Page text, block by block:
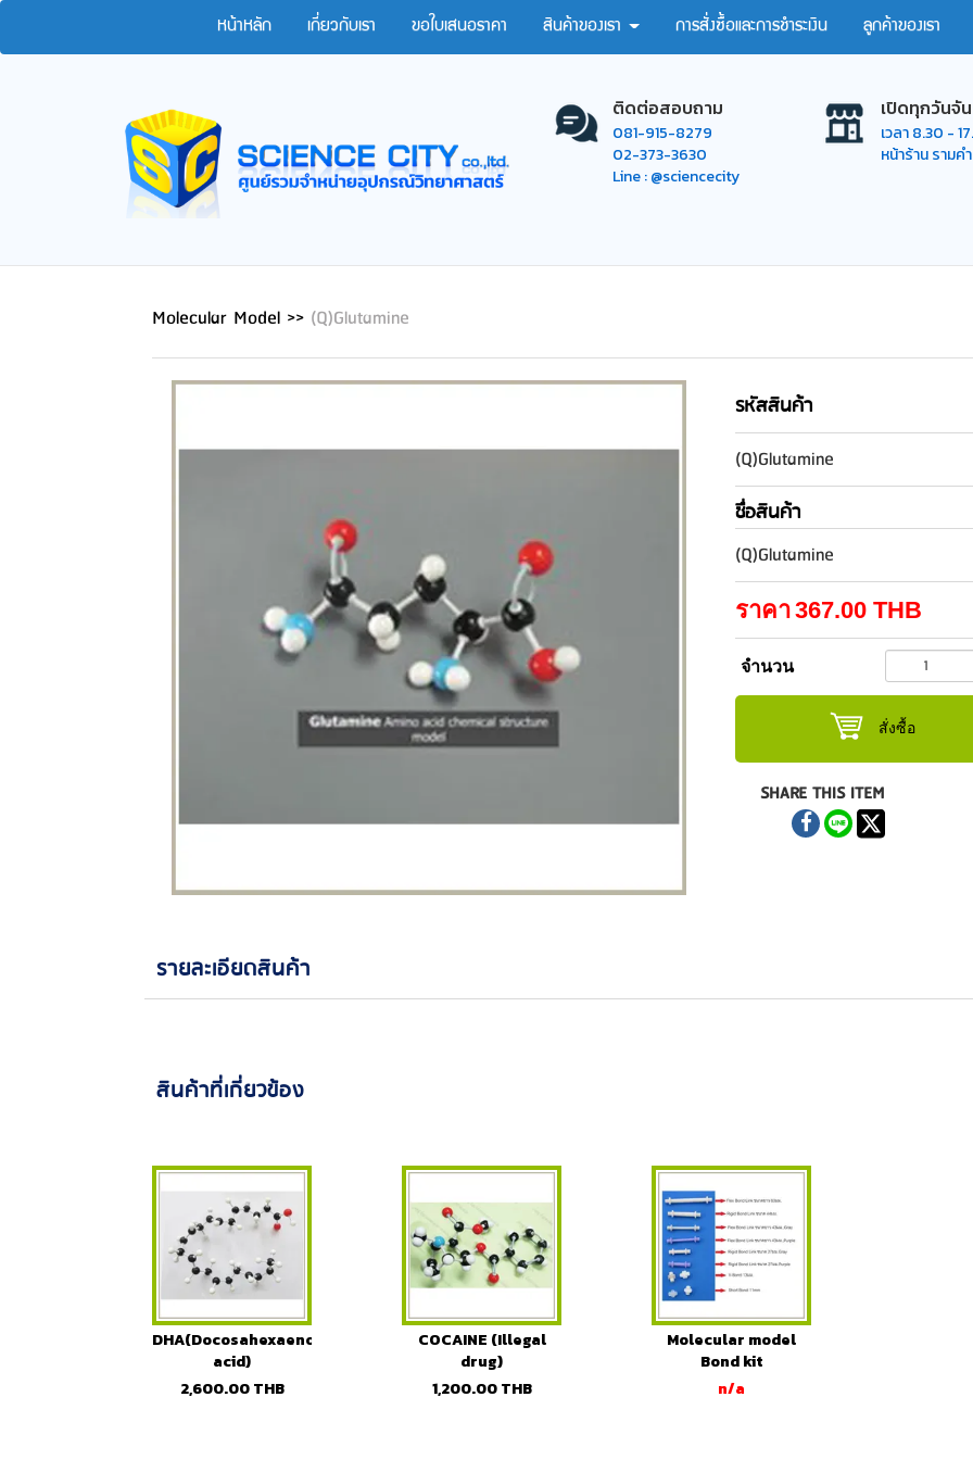
หน้าหลัก เกี่ยวกับเรา ขอใบเสนอราคา สินค้าของเรา การสั่งซื้อและการชำระเงิน ลูกค้าของเรา
ติดต่อสอบถาม
081-915-8279
02-373-3630
Line : @sciencecity
เปิดทุกวันจั
เวลา 8.30 -
หน้าร้าน รามค
Molecular Model >> (Q)Glutamine
รหัสสินค้า
(Q)Glutamine
ชื่อสินค้า
(Q)Glutamine
ราคา367.00 THB
จำนวน
สั่งซื้อ
SHARE THIS ITEM
รายละเอียดสินค้า
สินค้าที่เกี่ยวข้อง
DHA(Docosahexaenoic
acid)
2,600.00 THB
COCAINE (Illegal
drug)
1,200.00 THB
Molecular model
Bond kit
spares(10pcs/pack)
n/a